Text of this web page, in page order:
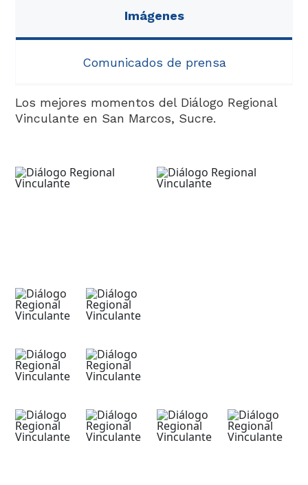
Análisis
Imágenes
Comunicados de prensa
Los mejores momentos del Diálogo Regional
Vinculante en San Marcos, Sucre.​